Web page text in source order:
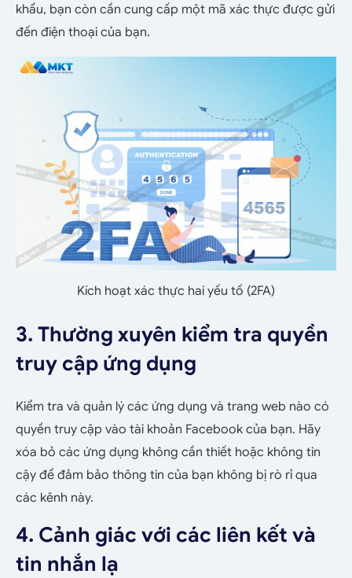
khẩu, bạn còn cần cung cấp một mã xác thực được gửi
đến điện thoại của bạn.
Kích hoạt xác thực hai yếu tố (2FA)
3. Thường xuyên kiểm tra quyền
truy cập ứng dụng
Kiểm tra và quản lý các ứng dụng và trang web nào có
quyền truy cập vào tài khoản Facebook của bạn. Hãy
xóa bỏ các ứng dụng không cần thiết hoặc không tin
cậy để đảm bảo thông tin của bạn không bị rò rỉ qua
các kênh này.
4. Cảnh giác với các liên kết và
tin nhắn lạ